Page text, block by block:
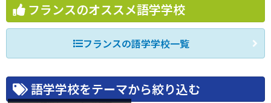
フランスのオススメ語学学校
フランスの語学学校一覧
語学学校をテーマから絞り込む